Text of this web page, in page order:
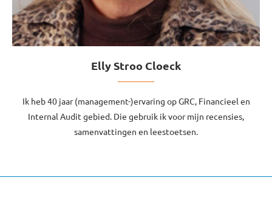
Elly Stroo Cloeck
Ik heb 40 jaar (management-)ervaring op GRC, Financieel en
Internal Audit gebied. Die gebruik ik voor mijn recensies,
samenvattingen en leestoetsen.